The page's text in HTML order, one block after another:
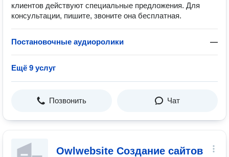
клиентов действуют специальные предложения. Для
консультации, пишите, звоните она бесплатная.
Постановочные аудиоролики —
Ещё 9 услуг
Позвонить Чат
Owlwebsite Создание сайтов